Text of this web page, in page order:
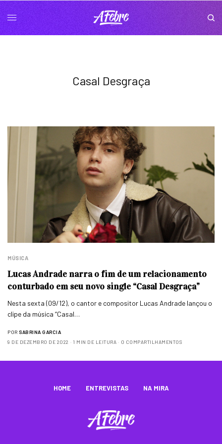
Casal Desgraça
MÚSICA
Lucas Andrade narra o fim de um relacionamento
conturbado em seu novo single “Casal Desgraça”
Nesta sexta (09/12), o cantor e compositor Lucas Andrade lançou o
clipe da música “Casal…
POR SABRINA GARCIA
9 DE DEZEMBRO DE 2022
1 MIN DE LEITURA 0 COMPARTILHAMENTOS
HOME ENTREVISTAS NA MIRA